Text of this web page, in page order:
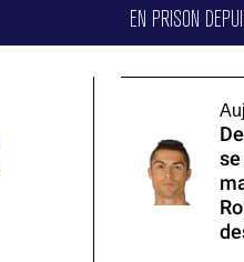
EN PRISON